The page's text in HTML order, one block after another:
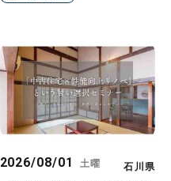
2026/08/01 土曜 石川県